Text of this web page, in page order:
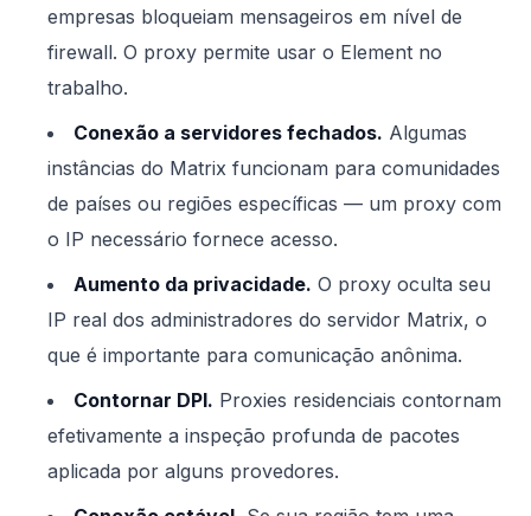
empresas bloqueiam mensageiros em nível de
firewall. O proxy permite usar o Element no
trabalho.
Conexão a servidores fechados. Algumas
instâncias do Matrix funcionam para comunidades
de países ou regiões específicas — um proxy com
o IP necessário fornece acesso.
Aumento da privacidade. O proxy oculta seu
IP real dos administradores do servidor Matrix, o
que é importante para comunicação anônima.
Contornar DPI. Proxies residenciais contornam
efetivamente a inspeção profunda de pacotes
aplicada por alguns provedores.